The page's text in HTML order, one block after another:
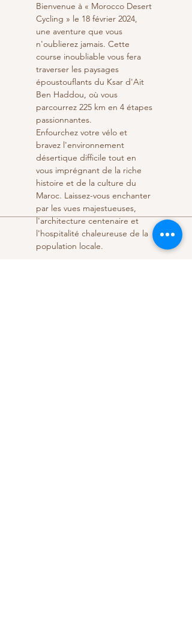
Bienvenue à « Morocco Desert
Cycling » le 18 février 2024,
une aventure que vous
n'oublierez jamais. Cette
course inoubliable vous fera
traverser les paysages
époustouflants du Ksar d'Ait
Ben Haddou, où vous
parcourrez 225 km en 4 étapes
passionnantes.
Enfourchez votre vélo et
bravez l'environnement
désertique difficile tout en
vous imprégnant de la riche
histoire et de la culture du
Maroc. Laissez-vous enchanter
par les vues majestueuses,
l'architecture centenaire et
l'hospitalité chaleureuse de la
population locale.